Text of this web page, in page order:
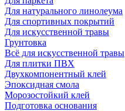
Для натурального линолеума
Для спортивных покрытий
Для искусственной травы
Грунтовка
Всё для искусственной травы
Для плитки ПВХ
Двухкомпонентный клей
Эпоксидная смола
Морозостойкий клей
Подготовка основания